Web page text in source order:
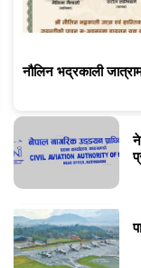
नौलिन भद्रकाली